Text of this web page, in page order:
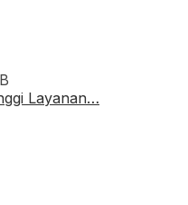
Layanan…